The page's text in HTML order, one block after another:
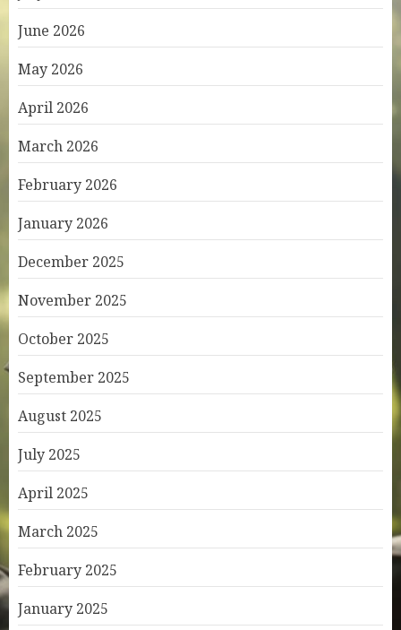
June 2026
May 2026
April 2026
March 2026
February 2026
January 2026
December 2025
November 2025
October 2025
September 2025
August 2025
July 2025
April 2025
March 2025
February 2025
January 2025